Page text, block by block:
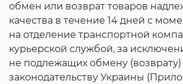
обмен или возврат товаров
качества в течение 14 дней с
на отделение транспортной
курьерской службой, за
не подлежащих обмену (возврату)
законодательству Украины